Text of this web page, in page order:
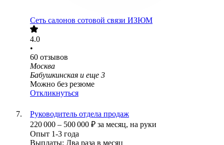
Сеть салонов сотовой связи ИЗЮМ
4.0
•
60 отзывов
Москва
Бабушкинская и еще 3
Можно без резюме
Откликнуться
Руководитель отдела продаж
220 000 – 500 000 ₽ за месяц, на руки
Опыт 1-3 года
Выплаты: Два раза в месяц